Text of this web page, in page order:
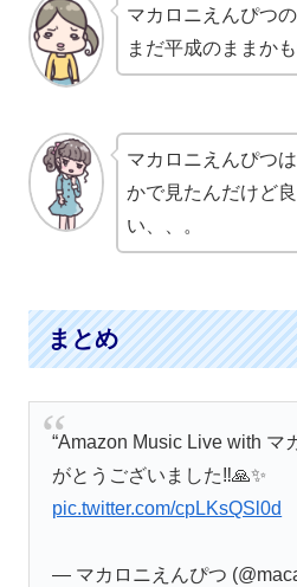
マカロニえんぴつの
まだ平成のままか
マカロニえんぴつ
かで見たんだけど
い、、。
まとめ
“Amazon Music Live with マ
がとうございました‼️🙏✨
pic.twitter.com/cpLKsQSl0d
— マカロニえんぴつ